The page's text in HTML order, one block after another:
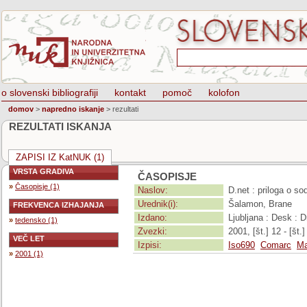
o slovenski bibliografiji kontakt pomoč kolofon
domov > napredno iskanje > rezultati
REZULTATI ISKANJA
ZAPISI IZ KatNUK (1)
VRSTA GRADIVA
» Časopisje (1)
FREKVENCA IZHAJANJA
» tedensko (1)
VEČ LET
» 2001 (1)
ČASOPISJE
Naslov:
D.net : priloga o
Urednik(i):
Šalamon, Brane
Izdano:
Ljubljana : Desk :
Zvezki:
2001, [št.] 12 - [št.]
Izpisi:
Iso690 Comarc